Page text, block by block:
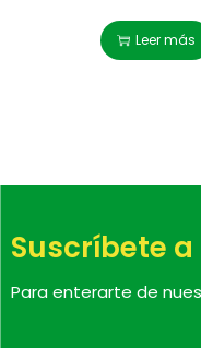
Leer más
Suscríbete
Para enterarte de